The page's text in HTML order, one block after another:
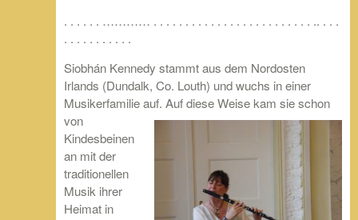
. . . . . . ………… . . . . . . . . . . . . . . . . . . . . . . . . . .. . . .
. . . . . . . . . . .
Siobhán Kennedy stammt aus dem Nordosten
Irlands (Dundalk, Co. Louth) und wuchs in einer
Musikerfamilie auf. Auf diese Weise kam sie schon
von
Kindesbeinen
an mit der
traditionellen
Musik ihrer
Heimat in